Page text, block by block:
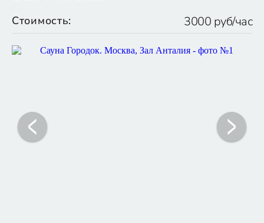
Стоимость: 3000 руб/час